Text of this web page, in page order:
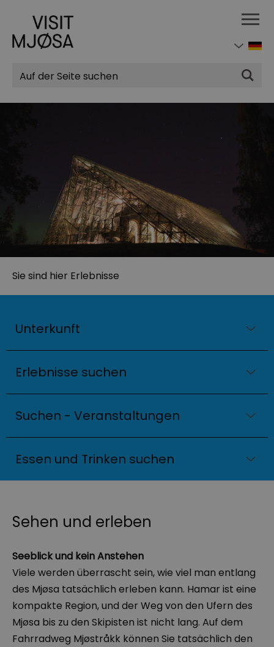
Suchen
Sie sind hier Erlebnisse
Unterkunft
Erlebnisse suchen
Suchen - Veranstaltungen
Essen und Trinken suchen
Sehen und erleben
Seeblick und kein Anstehen
Viele werden überrascht sein, wie viel man entlang
des Mjøsa tatsächlich erleben kann. Hamar ist eine
kompakte Region, und der Weg von den Ufern des
Mjøsa bis zu den Skipisten ist nicht lang. Auf dem
Fahrradweg Mjøstråkk können Sie tatsächlich den